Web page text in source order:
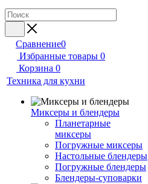
Сравнение0
Избранные товары 0
Корзина 0
Техника для кухни
Миксеры и блендеры
Планетарные
миксеры
Погружные миксеры
Настольные блендеры
Погружные блендеры
Блендеры-суповарки